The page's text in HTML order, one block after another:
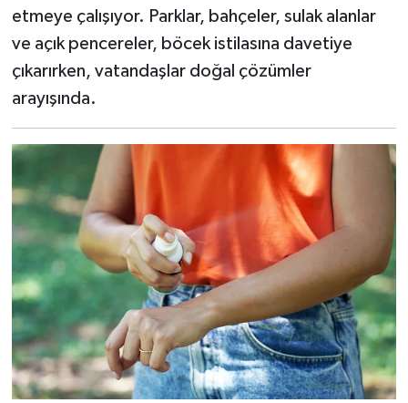
etmeye çalışıyor. Parklar, bahçeler, sulak alanlar
ve açık pencereler, böcek istilasına davetiye
çıkarırken, vatandaşlar doğal çözümler
arayışında.